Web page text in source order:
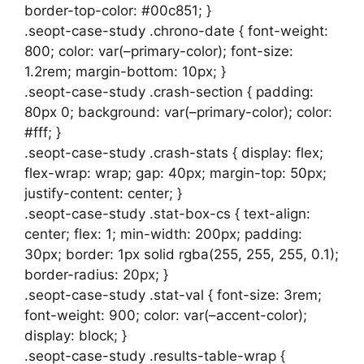
border-top-color: #00c851; }
.seopt-case-study .chrono-date { font-weight:
800; color: var(–primary-color); font-size:
1.2rem; margin-bottom: 10px; }
.seopt-case-study .crash-section { padding:
80px 0; background: var(–primary-color); color:
#fff; }
.seopt-case-study .crash-stats { display: flex;
flex-wrap: wrap; gap: 40px; margin-top: 50px;
justify-content: center; }
.seopt-case-study .stat-box-cs { text-align:
center; flex: 1; min-width: 200px; padding:
30px; border: 1px solid rgba(255, 255, 255, 0.1);
border-radius: 20px; }
.seopt-case-study .stat-val { font-size: 3rem;
font-weight: 900; color: var(–accent-color);
display: block; }
.seopt-case-study .results-table-wrap {